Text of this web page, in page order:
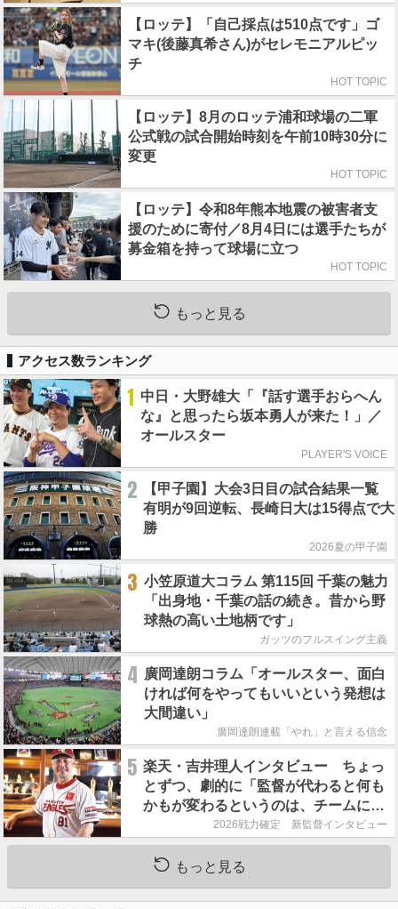
【ロッテ】「自己採点は510点です」ゴ
マキ(後藤真希さん)がセレモニアルピッ
チ
HOT TOPIC
【ロッテ】8月のロッテ浦和球場の二軍
公式戦の試合開始時刻を午前10時30分に
変更
HOT TOPIC
【ロッテ】令和8年熊本地震の被害者支
援のために寄付／8月4日には選手たちが
募金箱を持って球場に立つ
HOT TOPIC
もっと見る
アクセス数ランキング
1 中日・大野雄大「『話す選手おらへん
な』と思ったら坂本勇人が来た！」／
オールスター
PLAYER'S VOICE
2
【甲子園】大会3日目の試合結果一覧
有明が9回逆転、長崎日大は15得点で大
勝
2026夏の甲子園
3 小笠原道大コラム 第115回 千葉の魅力
「出身地・千葉の話の続き。昔から野
球熱の高い土地柄です」
ガッツのフルスイング主義
4 廣岡達朗コラム「オールスター、面白
ければ何をやってもいいという発想は
大間違い」
廣岡達朗連載「やれ」と言える信念
5 楽天・吉井理人インタビュー ちょっ
とずつ、劇的に「監督が代わると何も
かもが変わるというのは、チームにと
って良くないことなんです」
2026戦力確定 新監督インタビュー
もっと見る